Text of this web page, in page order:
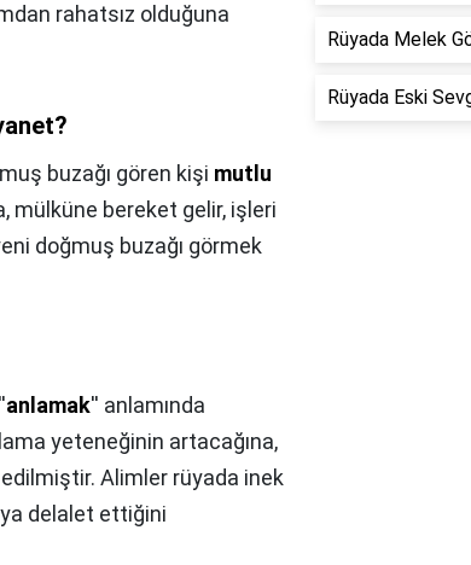
rahatsız olduğuna
buzağı gören kişi mutlu
mülküne bereket gelir, işleri
doğmuş buzağı görmek
anlamak'' anlamında
yeteneğinin artacağına,
Alimler rüyada inek
delalet ettiğini
Rüyada Melek
Rüyada Eski